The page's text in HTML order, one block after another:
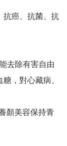
抗癌、抗菌、抗
去除有害自由
，對心藏病、
顏美容保持青